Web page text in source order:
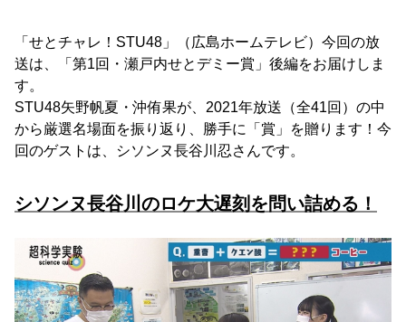
「せとチャレ！STU48」（広島ホームテレビ）今回の放
送は、「第1回・瀬戸内せとデミー賞」後編をお届けしま
す。
STU48矢野帆夏・沖侑果が、2021年放送（全41回）の中
から厳選名場面を振り返り、勝手に「賞」を贈ります！今
回のゲストは、シソンヌ長谷川忍さんです。
シソンヌ長谷川のロケ大遅刻を問い詰める！